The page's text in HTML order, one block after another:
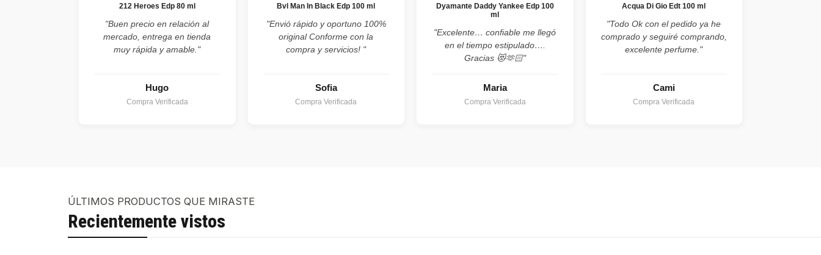
212 Heroes Edp 80 ml
"Buen precio en relación al
mercado, entrega en tienda
muy rápida y amable."
Hugo
Compra Verificada
Bvl Man In Black Edp 100 ml
"Envió rápido y oportuno 100%
original Conforme con la
compra y servicios! "
Sofia
Compra Verificada
Dyamante Daddy Yankee Edp 100
ml
"Excelente… confiable me llegó
en el tiempo estipulado….
Gracias 😻🫶🏻"
Maria
Compra Verificada
Acqua Di Gio Edt 100 ml
"Todo Ok con el pedido ya he
comprado y seguiré comprando,
excelente perfume."
Cami
Compra Verificada
ÚLTIMOS PRODUCTOS QUE MIRASTE
Recientemente vistos